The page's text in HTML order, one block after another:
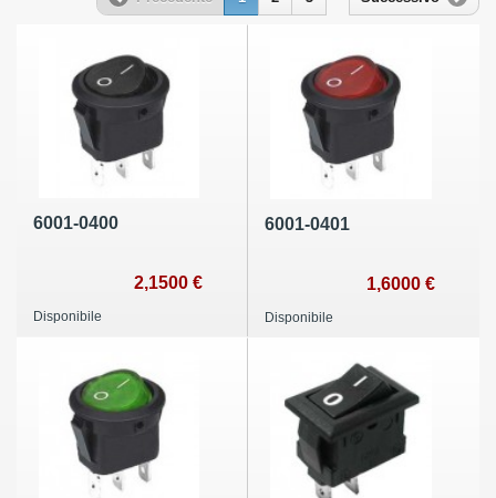
6001-0400
2,1500 €
Disponibile
6001-0401
1,6000 €
Disponibile